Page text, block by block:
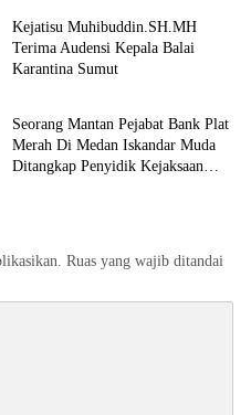
Kejatisu Muhibuddin.SH.MH
Terima Audensi Kepala Balai
Karantina Sumut
Tipikor
Seorang Mantan Pejabat Bank Plat
Merah Di Medan Iskandar Muda
Ditangkap Penyidik Kejaksaan
Ruas yang wajib ditandai